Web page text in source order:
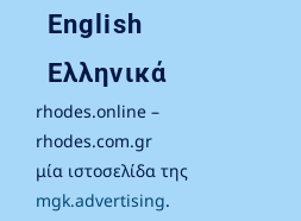
English
Ελληνικά
rhodes.online –
rhodes.com.gr
μία ιστοσελίδα της
mgk.advertising.